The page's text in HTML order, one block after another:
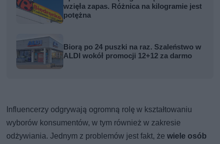
wzięła zapas. Różnica na kilogramie jest
potężna
Biorą po 24 puszki na raz. Szaleństwo w
ALDI wokół promocji 12+12 za darmo
Influencerzy odgrywają ogromną rolę w kształtowaniu
wyborów konsumentów, w tym również w zakresie
odżywiania. Jednym z problemów jest fakt, żewiele osób